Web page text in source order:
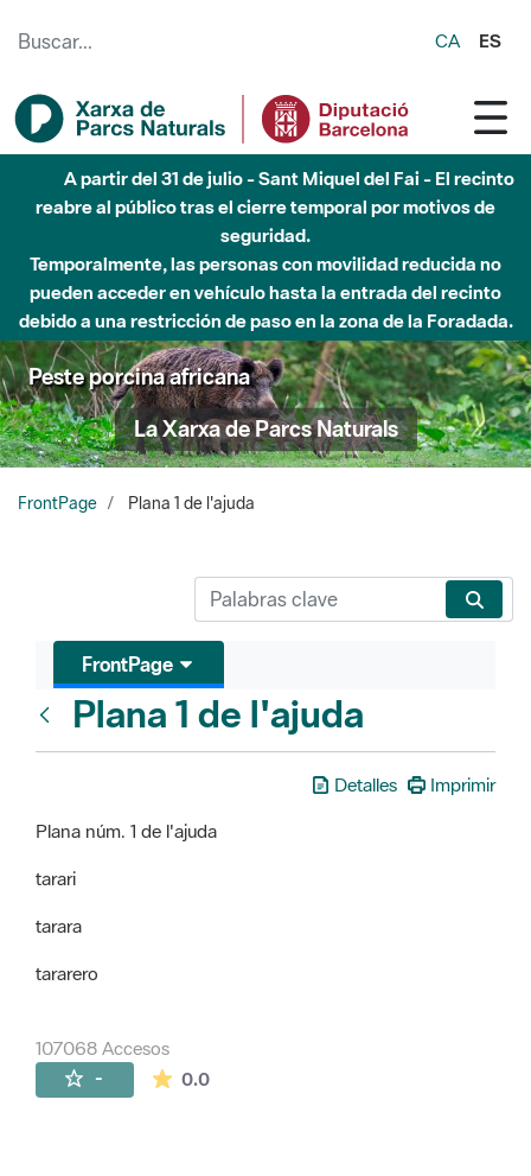
CA ES
A partir del 31 de julio - Sant Miquel del Fai - El recinto
reabre al público tras el cierre temporal por motivos de
seguridad.
Temporalmente, las personas con movilidad reducida no
pueden acceder en vehículo hasta la entrada del recinto
debido a una restricción de paso en la zona de la Foradada.
Peste porcina africana
La Xarxa de Parcs Naturals
FrontPage Plana 1 de l'ajuda
FrontPage
Plana 1 de l'ajuda
Detalles
Imprimir
Plana núm. 1 de l'ajuda
tarari
tarara
tararero
107068 Accesos
- 0.0La valoración media es de 0 estrellas de